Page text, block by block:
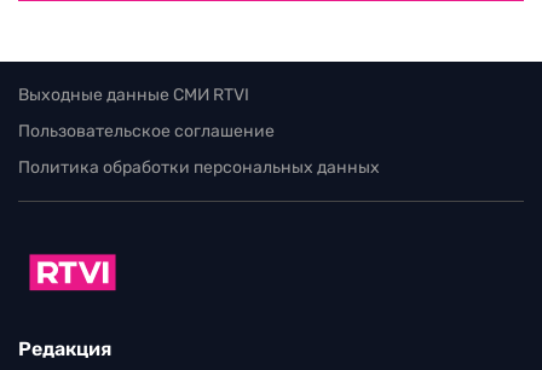
Выходные данные СМИ RTVI
Пользовательское соглашение
Политика обработки персональных данных
Редакция